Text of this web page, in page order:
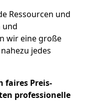
Ressourcen und
und
wir eine große
jedes
faires Preis-
professionelle